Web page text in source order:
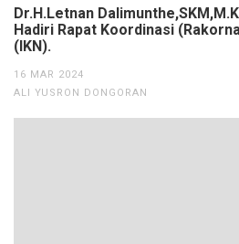
Dr.H.Letnan
Hadiri Rapat Koordinasi
(IKN).
16 MAR 2024
ALI YUSRON DONGORAN